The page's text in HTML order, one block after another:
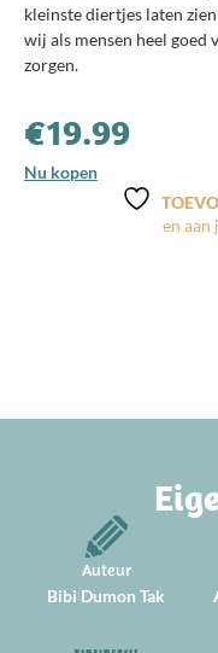
kleinste diertjes laten
wij als mensen heel goed
zorgen.
€19.99
Nu kopen
Auteur
Bibi Dumon Tak